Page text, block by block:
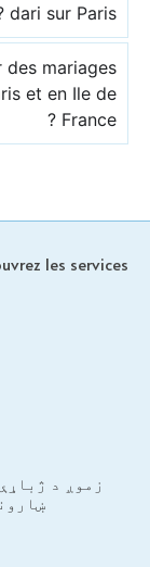
dari sur Paris ?
des mariages
et en Ile de
France ?
les services
زموږ د